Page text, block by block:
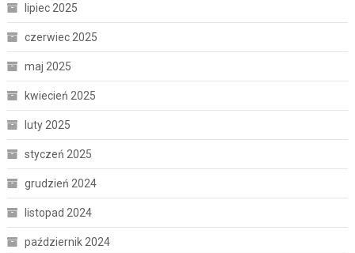
lipiec 2025
czerwiec 2025
maj 2025
kwiecień 2025
luty 2025
styczeń 2025
grudzień 2024
listopad 2024
październik 2024